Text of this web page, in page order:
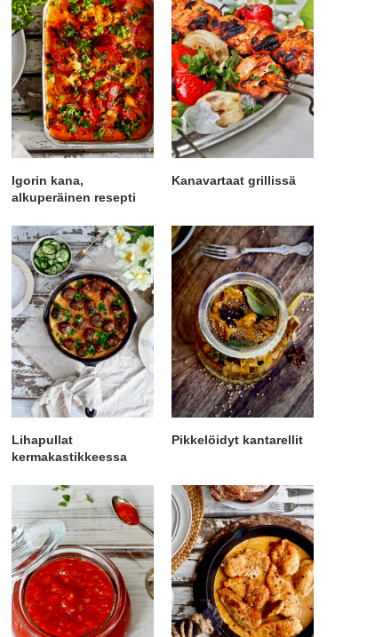
Igorin kana,
alkuperäinen resepti
Kanavartaat grillissä
Lihapullat
kermakastikkeessa
Pikkelöidyt kantarellit